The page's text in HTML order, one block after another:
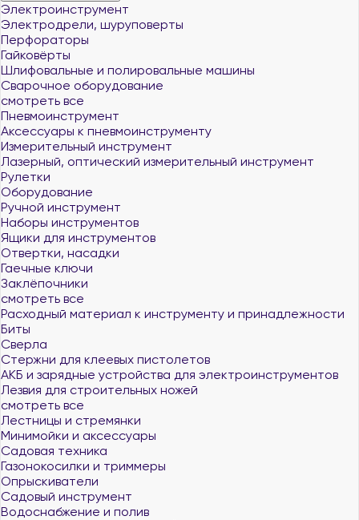
Электроинструмент
Электродрели, шуруповерты
Перфораторы
Гайковёрты
Шлифовальные и полировальные машины
Сварочное оборудование
смотреть все
Пневмоинструмент
Аксессуары к пневмоинструменту
Измерительный инструмент
Лазерный, оптический измерительный инструмент
Рулетки
Оборудование
Ручной инструмент
Наборы инструментов
Ящики для инструментов
Отвертки, насадки
Гаечные ключи
Заклёпочники
смотреть все
Расходный материал к инструменту и принадлежности
Биты
Сверла
Стержни для клеевых пистолетов
АКБ и зарядные устройства для электроинструментов
Лезвия для строительных ножей
смотреть все
Лестницы и стремянки
Минимойки и аксессуары
Садовая техника
Газонокосилки и триммеры
Опрыскиватели
Садовый инструмент
Водоснабжение и полив